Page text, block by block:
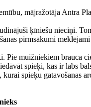
mājražotāja Antra
ķīniešu nieciņi.
pirmsākumi
Pie muižniekiem brauca
spieķi, kas ir labs
kurai spieķu gatavošanas